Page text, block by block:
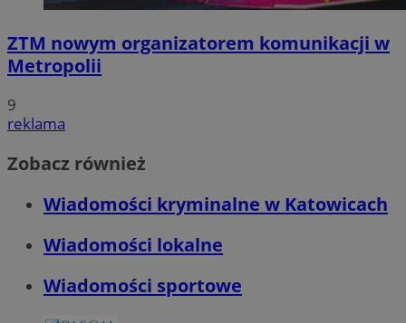
ZTM nowym organizatorem komunikacji w
Metropolii
9
reklama
Zobacz również
Wiadomości kryminalne w Katowicach
Wiadomości lokalne
Wiadomości sportowe